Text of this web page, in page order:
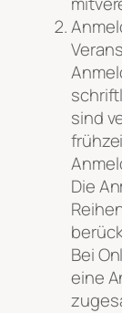
sind
Die
Bei
eine